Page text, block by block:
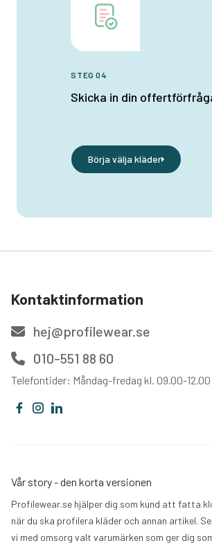
STEG 04
Skicka in din
Börja välja kläder
Kontaktinformation
hej@profilewear.se
010-551 88 60
Telefontider: Måndag-fredag kl. 09.00-12.00
Vår story - den korta versionen
Profilewear.se hjälper dig som kund att fatta
när du ska profilera kläder och annan artikel.
vi med omsorg valt varumärken som ger dig